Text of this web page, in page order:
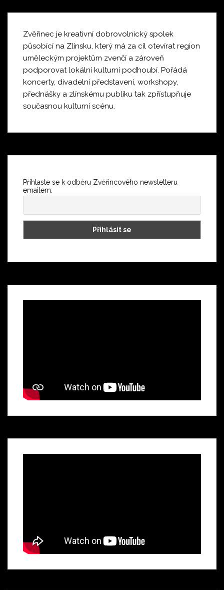
Zvěřinec je kreativní dobrovolnický spolek
působící na Zlínsku, který má za cíl otevírat region
uměleckým projektům zvenčí a zároveň
podporovat lokální kulturní podhoubí. Pořádá
koncerty, divadelní představení, workshopy,
přednášky a zlínskému publiku tak zpřístupňuje
současnou kulturní scénu.
Přihlaste se k odběru Zvěřincového newsletteru
emailem: